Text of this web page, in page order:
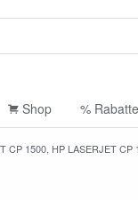
Shop %
1500, HP LASERJET CP